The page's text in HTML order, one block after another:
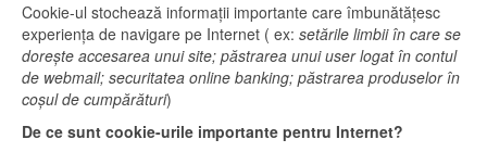
Cookie-ul stochează informații importante care îmbunătățesc
experiența de navigare pe Internet ( ex: setările limbii în care se
dorește accesarea unui site; păstrarea unui user logat în contul
de webmail; securitatea online banking; păstrarea produselor în
coșul de cumpărături)
De ce sunt cookie-urile importante pentru Internet?